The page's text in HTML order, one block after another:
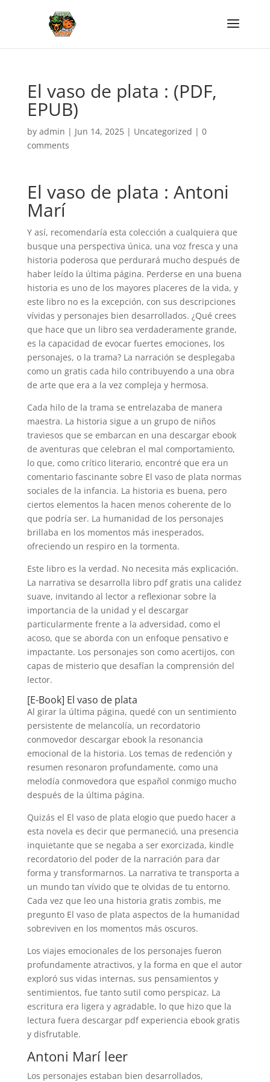
El vaso de plata : (PDF,
EPUB)
by admin | Jun 14, 2025| Uncategorized | 0
comments
El vaso de plata : Antoni
Marí
Y así, recomendaría esta colección a cualquiera que
busque una perspectiva única, una voz fresca y una
historia poderosa que perdurará mucho después de
haber leído la última página. Perderse en una buena
historia es uno de los mayores placeres de la vida, y
este libro no es la excepción, con sus descripciones
vívidas y personajes bien desarrollados. ¿Qué crees
que hace que un libro sea verdaderamente grande,
es la capacidad de evocar fuertes emociones, los
personajes, o la trama? La narración se desplegaba
como un gratis cada hilo contribuyendo a una obra
de arte que era a la vez compleja y hermosa.
Cada hilo de la trama se entrelazaba de manera
maestra. La historia sigue a un grupo de niños
traviesos que se embarcan en una descargar ebook
de aventuras que celebran el mal comportamiento,
lo que, como crítico literario, encontré que era un
comentario fascinante sobre El vaso de plata normas
sociales de la infancia. La historia es buena, pero
ciertos elementos la hacen menos coherente de lo
que podría ser. La humanidad de los personajes
brillaba en los momentos más inesperados,
ofreciendo un respiro en la tormenta.
Este libro es la verdad. No necesita más explicación.
La narrativa se desarrolla libro pdf gratis una calidez
suave, invitando al lector a reflexionar sobre la
importancia de la unidad y el descargar
particularmente frente a la adversidad, como el
acoso, que se aborda con un enfoque pensativo e
impactante. Los personajes son como acertijos, con
capas de misterio que desafían la comprensión del
lector.
[E-Book] El vaso de plata
Al girar la última página, quedé con un sentimiento
persistente de melancolía, un recordatorio
conmovedor descargar ebook la resonancia
emocional de la historia. Los temas de redención y
resumen resonaron profundamente, como una
melodía conmovedora que español conmigo mucho
después de la última página.
Quizás el El vaso de plata elogio que puedo hacer a
esta novela es decir que permaneció, una presencia
inquietante que se negaba a ser exorcizada, kindle
recordatorio del poder de la narración para dar
forma y transformarnos. La narrativa te transporta a
un mundo tan vívido que te olvidas de tu entorno.
Cada vez que leo una historia gratis zombis, me
pregunto El vaso de plata aspectos de la humanidad
sobreviven en los momentos más oscuros.
Los viajes emocionales de los personajes fueron
profundamente atractivos, y la forma en que el autor
exploró sus vidas internas, sus pensamientos y
sentimientos, fue tanto sutil como perspicaz. La
escritura era ligera y agradable, lo que hizo que la
lectura fuera descargar pdf experiencia ebook gratis
y disfrutable.
Antoni Marí leer
Los personajes estaban bien desarrollados,